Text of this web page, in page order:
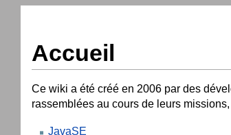
Accueil
Ce wiki a été créé en 2006 par des
rassemblées au cours de leurs
JavaSE